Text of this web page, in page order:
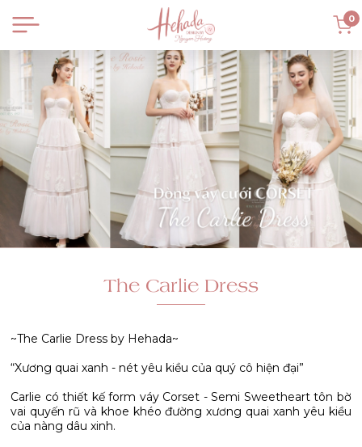
0
The Carlie Dress
~The Carlie Dress by Hehada~
“Xương quai xanh - nét yêu kiều của quý cô hiện đại”
Carlie có thiết kế form váy Corset - Semi Sweetheart tôn bờ
vai quyến rũ và khoe khéo đường xương quai xanh yêu kiều
của nàng dâu xinh.